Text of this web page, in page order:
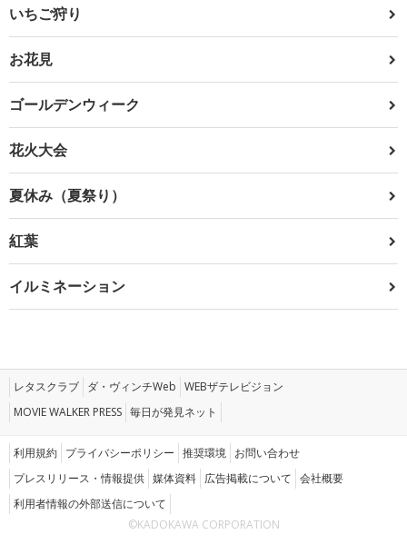
いちご狩り
お花見
ゴールデンウィーク
花火大会
夏休み（夏祭り）
紅葉
イルミネーション
レタスクラブ ダ・ヴィンチWeb WEBザテレビジョン
MOVIE WALKER PRESS 毎日が発見ネット
利用規約 プライバシーポリシー 推奨環境 お問い合わせ
プレスリリース・情報提供 媒体資料 広告掲載について 会社概要
利用者情報の外部送信について
©KADOKAWA CORPORATION